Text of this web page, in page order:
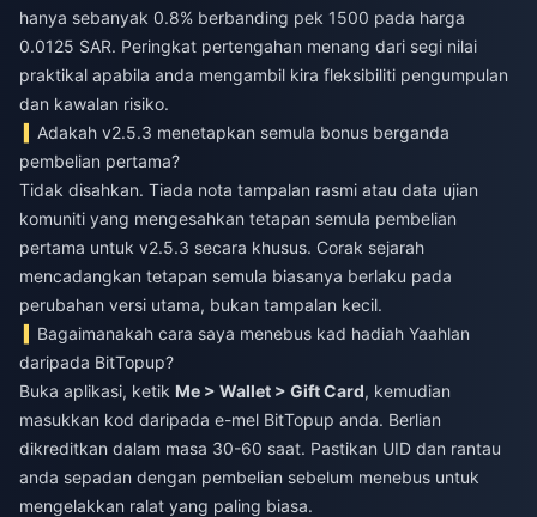
hanya sebanyak 0.8% berbanding pek 1500 pada harga
0.0125 SAR. Peringkat pertengahan menang dari segi nilai
praktikal apabila anda mengambil kira fleksibiliti pengumpulan
dan kawalan risiko.
Adakah v2.5.3 menetapkan semula bonus berganda
pembelian pertama?
Tidak disahkan. Tiada nota tampalan rasmi atau data ujian
komuniti yang mengesahkan tetapan semula pembelian
pertama untuk v2.5.3 secara khusus. Corak sejarah
mencadangkan tetapan semula biasanya berlaku pada
perubahan versi utama, bukan tampalan kecil.
Bagaimanakah cara saya menebus kad hadiah Yaahlan
daripada BitTopup?
Buka aplikasi, ketik Me > Wallet > Gift Card, kemudian
masukkan kod daripada e-mel BitTopup anda. Berlian
dikreditkan dalam masa 30-60 saat. Pastikan UID dan rantau
anda sepadan dengan pembelian sebelum menebus untuk
mengelakkan ralat yang paling biasa.